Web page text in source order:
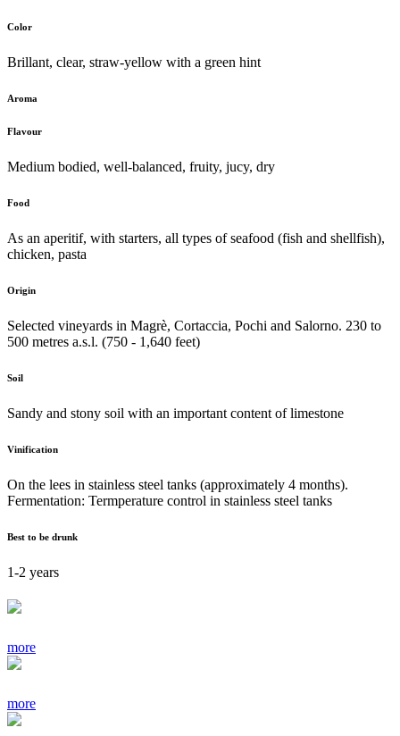
Color
Brillant, clear, straw-yellow with a green hint
Aroma
Flavour
Medium bodied, well-balanced, fruity, jucy, dry
Food
As an aperitif, with starters, all types of seafood (fish and shellfish),
chicken, pasta
Origin
Selected vineyards in Magrè, Cortaccia, Pochi and Salorno. 230 to
500 metres a.s.l. (750 - 1,640 feet)
Soil
Sandy and stony soil with an important content of limestone
Vinification
On the lees in stainless steel tanks (approximately 4 months).
Fermentation: Termperature control in stainless steel tanks
Best to be drunk
1-2 years
more
more